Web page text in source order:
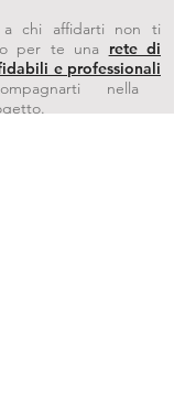
a chi affidarti non ti
per te una rete di
e professionali
nella